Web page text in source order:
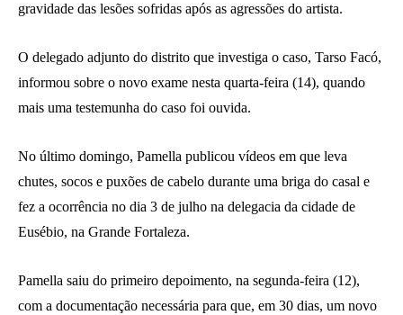
gravidade das lesões sofridas após as agressões do artista.
O delegado adjunto do distrito que investiga o caso, Tarso Facó,
informou sobre o novo exame nesta quarta-feira (14), quando
mais uma testemunha do caso foi ouvida.
No último domingo, Pamella publicou vídeos em que leva
chutes, socos e puxões de cabelo durante uma briga do casal e
fez a ocorrência no dia 3 de julho na delegacia da cidade de
Eusébio, na Grande Fortaleza.
Pamella saiu do primeiro depoimento, na segunda-feira (12),
com a documentação necessária para que, em 30 dias, um novo